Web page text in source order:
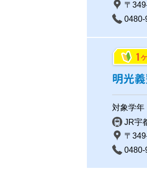
〒
0480-
1
明光
対象学年
JR宇
〒
0480-